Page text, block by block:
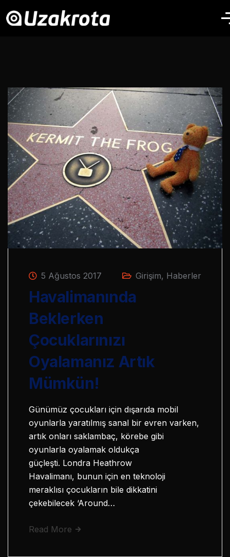
5 Ağustos 2017 Girişim, Haberler
Havalimanında
Beklerken
Çocuklarınızı
Oyalamanız Artık
Mümkün!
Günümüz çocukları için dışarıda mobil
oyunlarla yaratılmış sanal bir evren varken,
artık onları saklambaç, körebe gibi
oyunlarla oyalamak oldukça
güçleşti. Londra Heathrow
Havalimanı, bunun için en teknoloji
meraklısı çocukların bile dikkatini
çekebilecek ‘Around…
Read More